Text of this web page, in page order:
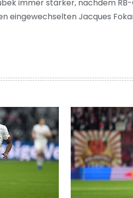
immer stärker, nachdem
eingewechselten Jacques